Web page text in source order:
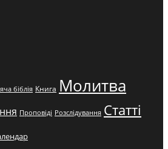
біблія Книга Молитва
Проповіді Розслідування Статті